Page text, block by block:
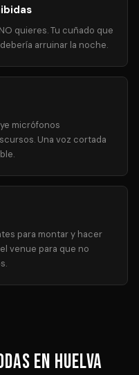
quieres. Tu cuñado que
arruinar la noche.
micrófonos
Una voz cortada
para montar y hacer
venue para que no
en Huelva